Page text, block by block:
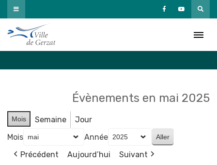
Passer
au
contenu
Évènements en mai 2025
Mois Semaine
Jour
Mois
Année
Précédent
Aujourd’hui Suivant